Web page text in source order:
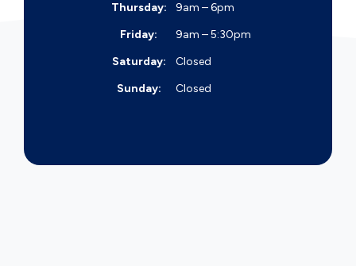
Thursday:
9am – 6pm
Friday:
9am – 5:30pm
Saturday:
Closed
Sunday:
Closed